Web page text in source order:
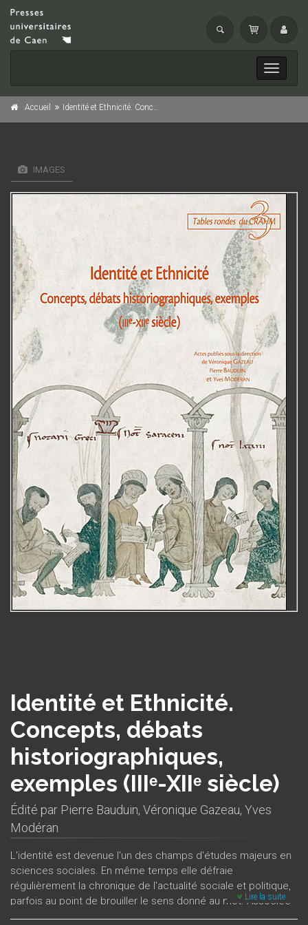
Toggle
Accueil Identité et Ethnicité. Concepts, débats historiographiques, exemples (IIIᵉ-XIIᵉ siècle)
IMAGES
Identité et Ethnicité.
Concepts, débats
historiographiques,
exemples (IIIᵉ-XIIᵉ siècle)
Édité par Pierre Bauduin, Véronique Gazeau, Yves
Modéran
L'identité est devenue l'un des champs d'études majeurs en
sciences sociales. En même temps elle défraie
régulièrement la chronique de l'actualité sociale et politique,
parfois au point de brouiller le sens donné au mot. Associée
à la nation ou à l'ethnie, l'identité s'est montrée par le passé
Lire la suite